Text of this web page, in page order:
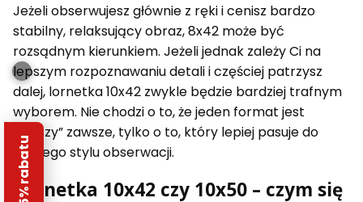
Jeżeli obserwujesz głównie z ręki i cenisz bardzo
stabilny, relaksujący obraz, 8x42 może być
rozsądnym kierunkiem. Jeżeli jednak zależy Ci na
lepszym rozpoznawaniu detali i częściej patrzysz
dalej, lornetka 10x42 zwykle będzie bardziej trafnym
wyborem. Nie chodzi o to, że jeden format jest
„lepszy” zawsze, tylko o to, który lepiej pasuje do
Twojego stylu obserwacji.
Lornetka 10x42 czy 10x50 – czym się